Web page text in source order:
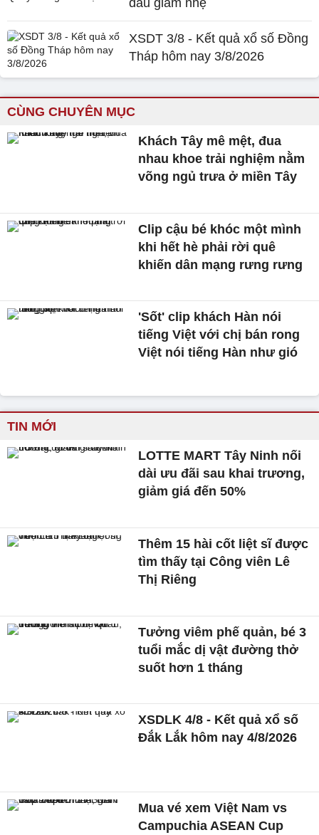
XSDT 3/8 - Kết quả xổ số Đồng
Tháp hôm nay 3/8/2026
CÙNG CHUYÊN MỤC
Khách Tây mê mệt, đua
nhau khoe trải nghiệm nằm
võng ngủ trưa ở miền Tây
Clip cậu bé khóc một mình
khi hết hè phải rời quê
khiến dân mạng rưng rưng
'Sốt' clip khách Hàn nói
tiếng Việt với chị bán rong
Việt nói tiếng Hàn như gió
TIN MỚI
LOTTE MART Tây Ninh nối
dài ưu đãi sau khai trương,
giảm giá đến 50%
Thêm 15 hài cốt liệt sĩ được
tìm thấy tại Công viên Lê
Thị Riêng
Tưởng viêm phế quản, bé 3
tuổi mắc dị vật đường thở
suốt hơn 1 tháng
XSDLK 4/8 - Kết quả xổ số
Đắk Lắk hôm nay 4/8/2026
Mua vé xem Việt Nam vs
Campuchia ASEAN Cup